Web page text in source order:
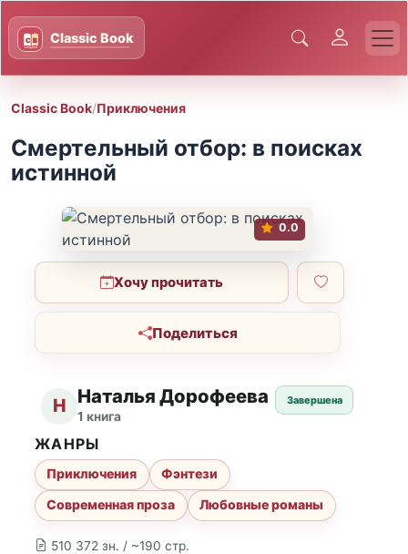
Classic Book/Приключения
Смертельный отбор: в поисках
истинной
0.0
Хочу прочитать
Поделиться
Н Наталья Дорофеева
1 книга
Завершена
510 372 зн. / ~190 стр.
ЖАНРЫ
Приключения
Фэнтези
Современная проза
Любовные романы